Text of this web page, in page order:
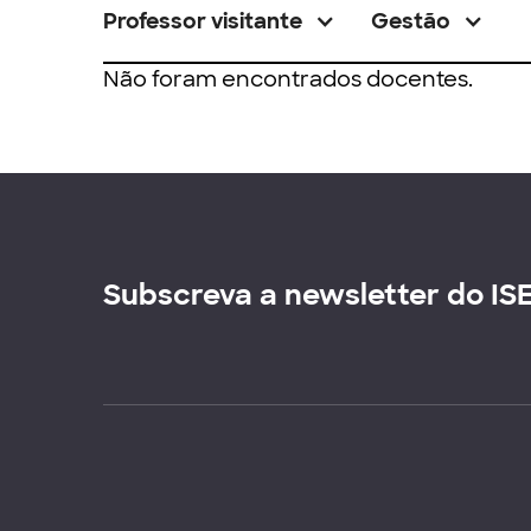
Professor visitante Gestão
Não foram encontrados docentes.
Subscreva a newsletter do